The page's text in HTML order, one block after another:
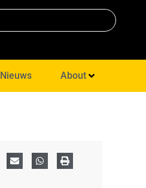
Nieuws About